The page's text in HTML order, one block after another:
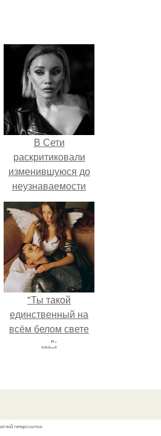
В Сети
раскритиковали
изменившуюся до
неузнаваемости
Марину зудину.
"Ты такой
единственный на
всём белом свете
…":
гиперссылки.